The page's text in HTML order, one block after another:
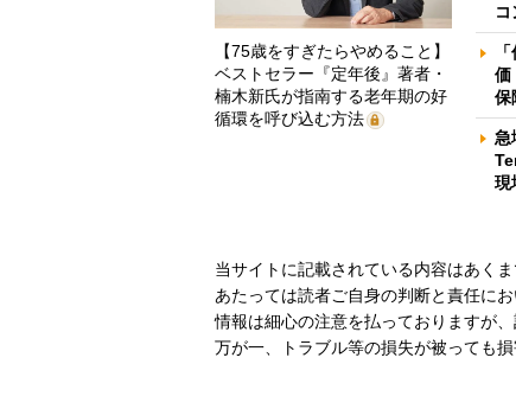
【75歳をすぎたらやめること】
ベストセラー『定年後』著者・
楠木新氏が指南する老年期の好
循環を呼び込む方法
価
保
急
現
当サイトに記載されている内容はあく
あたっては読者ご自身の判断と責任に
情報は細心の注意を払っておりますが
万が一、トラブル等の損失が被っても